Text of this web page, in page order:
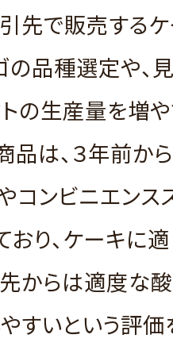
先で販売する
品種選定や、
の生産量を増
品は、３年前か
コンビニエンス
り、ケーキに
からは適度な
すいという評